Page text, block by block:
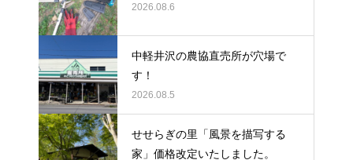
2026.08.6
中軽井沢の農協直売所が穴場で
す！
2026.08.5
せせらぎの里「風景を描写する
家」価格改定いたしました。